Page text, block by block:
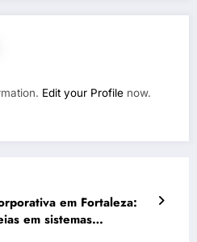
Edit your Profile now.
em Fortaleza:
em sistemas